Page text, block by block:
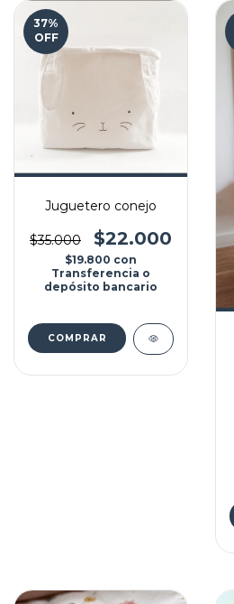
37%
OFF
Juguetero conejo
$35.000 $22.000
$19.800 con
Transferencia o
depósito bancario